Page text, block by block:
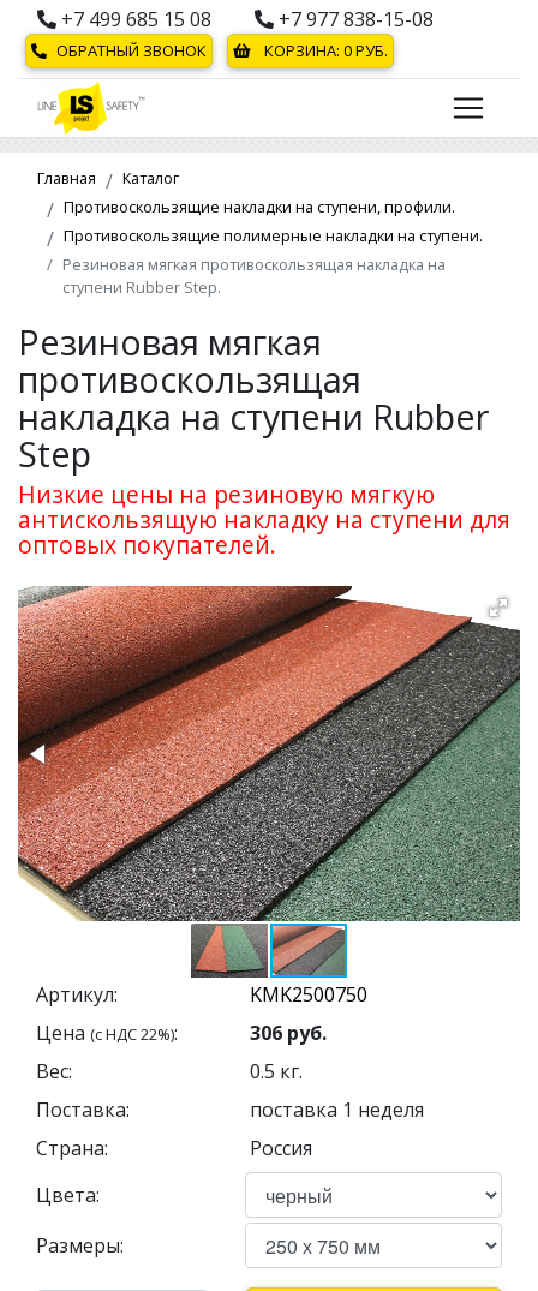
+7 499 685 15 08 +7 977 838-15-08
ОБРАТНЫЙ ЗВОНОК КОРЗИНА: 0РУБ.
Главная
Каталог
Противоскользящие накладки на ступени, профили.
Противоскользящие полимерные накладки на ступени.
Резиновая мягкая противоскользящая накладка на
ступени Rubber Step.
Резиновая мягкая
противоскользящая
накладка на ступени Rubber
Step
Низкие цены на резиновую мягкую
антискользящую накладку на ступени для
оптовых покупателей.
Артикул:
Цена (с НДС 22%): 306 руб.
Вес:
0.5 кг.
Поставка:
поставка 1 неделя
Страна:
Россия
Цвета:
Размеры: